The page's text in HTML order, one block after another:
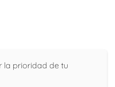
la prioridad de tu